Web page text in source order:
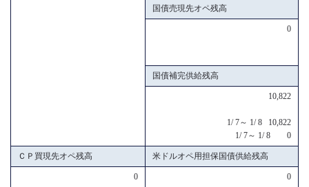
国債売現先オペ残高
0
国債補完供給残高
10,822
1/ 7～ 1/ 8 10,822
1/ 7～ 1/ 8 0
ＣＰ買現先オペ残高 米ドルオペ用担保国債供給残高
0 0